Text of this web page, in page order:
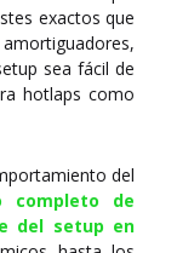
exactos que
sea fácil de
hotlaps como
del
completo de
del setup en